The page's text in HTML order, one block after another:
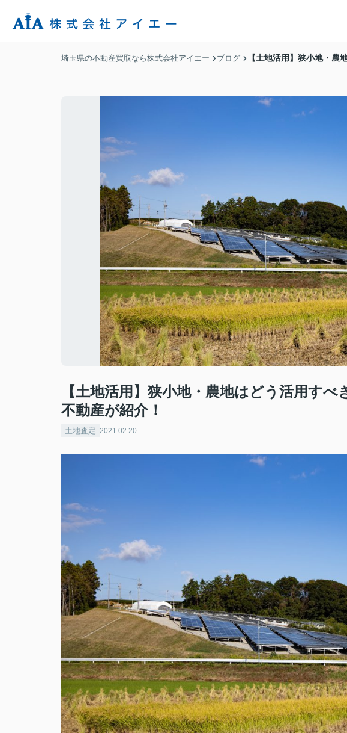
埼玉県の不動産買取なら株式会社アイエー ブログ 【土地活用】狭小地・農
【土地活用】狭小地・農地はどう活用す
不動産が紹介！
土地査定 2021.02.20